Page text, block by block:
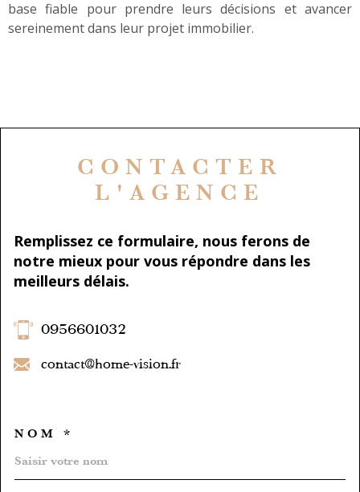
base fiable pour prendre leurs décisions et avancer
sereinement dans leur projet immobilier.
CONTACTER
L'AGENCE
Remplissez ce formulaire, nous ferons de
notre mieux pour vous répondre dans les
meilleurs délais.
0956601032
contact@home-vision.fr
NOM *